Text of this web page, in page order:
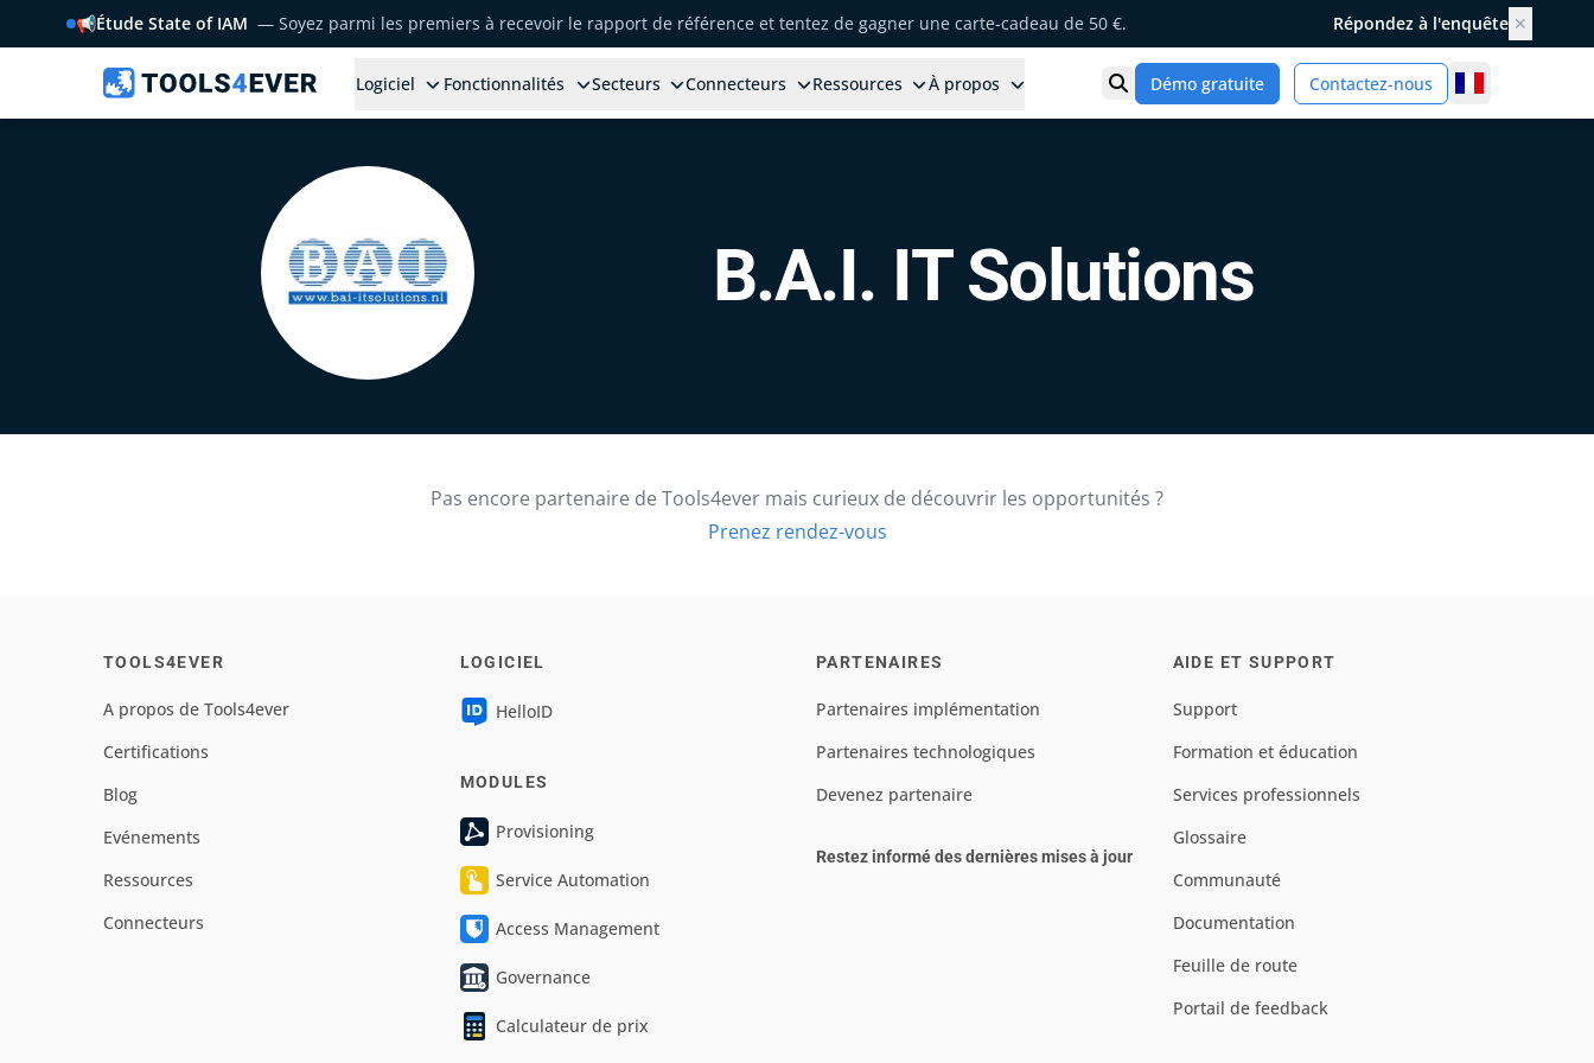
📢Étude State of IAM — Soyez parmi les premiers à recevoir le rapport de référence et tentez de gagner une carte-cadeau de 50 €. Répondez à l'enquête ✕
Logiciel Fonctionnalités Secteurs Connecteurs Ressources À propos Ouvrir la recherche
Démo gratuite Contactez-nous
B.A.I. IT Solutions
Pas encore partenaire de Tools4ever mais curieux de découvrir les opportunités ?
Prenez rendez-vous
TOOLS4EVER
A propos de Tools4ever
Certifications
Blog
Evénements
Ressources
Connecteurs
LOGICIEL
HelloID
MODULES
Provisioning
Service Automation
Access Management
Governance
Calculateur de prix
PARTENAIRES
Partenaires implémentation
Partenaires technologiques
Devenez partenaire
Restez informé des dernières mises à jour
AIDE ET SUPPORT
Support
Formation et éducation
Services professionnels
Glossaire
Communauté
Documentation
Feuille de route
Portail de feedback